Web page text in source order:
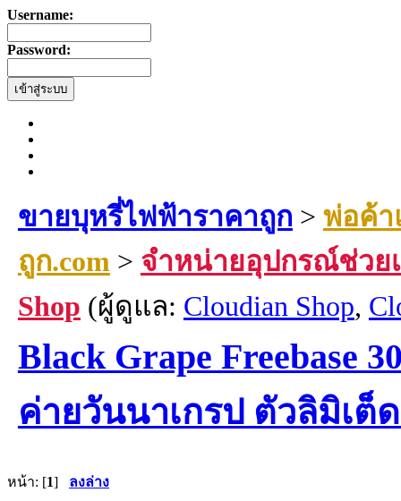
Username:
Password:
ขายบุหรี่ไฟฟ้าราคาถูก > พ่อค้า
ถูก.com> จำหน่ายอุปกรณ์ช่วย
Shop (ผู้ดูแล: Cloudian Shop,
Black Grape Freebase
ค่ายวันนาเกรป ตัวลิมิเ
หน้า: [1] ลงล่าง